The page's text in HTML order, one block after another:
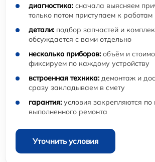
диагностика: сначала выясняем
только потом приступаем к работам
детали: подбор запчастей и
обсуждается с вами отдельно
несколько приборов: объём и
фиксируем по каждому устройству
встроенная техника: демонтаж и
сразу закладываем в смету
гарантия: условия закрепляются по
выполненного ремонта
Уточнить условия